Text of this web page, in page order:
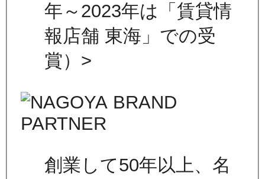
年～2023年は「賃貸情
報店舗 東海」での受
賞）>
創業して50年以上、名